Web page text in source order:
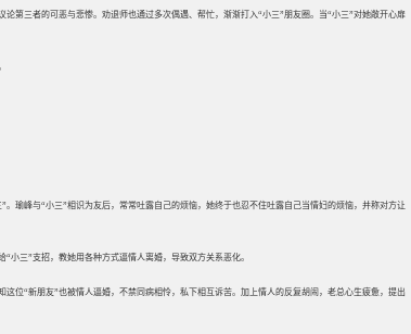
第三者的可恶与悲惨。劝退师也通过多次偶遇、帮忙，渐渐打入“小三”朋友圈。当“小三”对她敞开心扉
瑜峰与“小三”相识为友后，常常吐露自己的烦恼，她终于也忍不住吐露自己当情妇的烦恼，并称对方让
小三”支招，教她用各种方式逼情人离婚，导致双方关系恶化。
位“新朋友”也被情人逼婚，不禁同病相怜，私下相互诉苦。加上情人的反复胡闹，老总心生疲惫，提出